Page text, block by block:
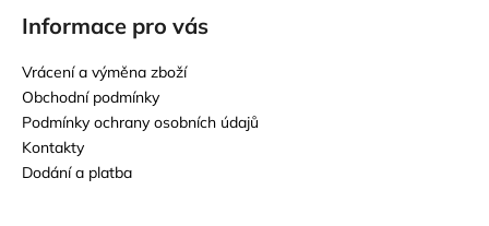
Informace pro vás
Vrácení a výměna zboží
Obchodní podmínky
Podmínky ochrany osobních údajů
Kontakty
Dodání a platba